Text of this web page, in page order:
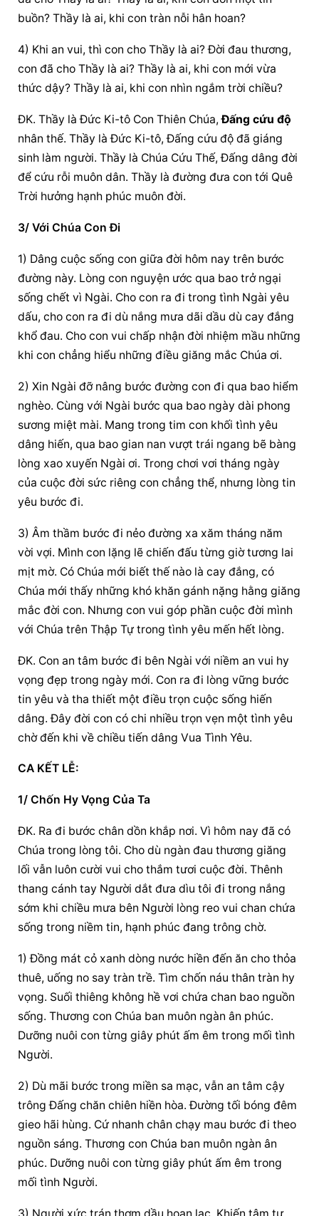
buồn? Thầy là ai, khi con tràn nỗi hân hoan?
4) Khi an vui, thì con cho Thầy là ai? Đời đau thương,
con đã cho Thầy là ai? Thầy là ai, khi con mới vừa
thức dậy? Thầy là ai, khi con nhìn ngắm trời chiều?
ĐK. Thầy là Đức Ki-tô Con Thiên Chúa, Đấng cứu độ
nhân thế. Thầy là Đức Ki-tô, Đấng cứu độ đã giáng
sinh làm người. Thầy là Chúa Cứu Thế, Đấng dâng đời
để cứu rỗi muôn dân. Thầy là đường đưa con tới Quê
Trời hưởng hạnh phúc muôn đời.
3/ Với Chúa Con Đi
1) Dâng cuộc sống con giữa đời hôm nay trên bước
đường này. Lòng con nguyện ước qua bao trở ngại
sống chết vì Ngài. Cho con ra đi trong tình Ngài yêu
dấu, cho con ra đi dù nắng mưa dãi dầu dù cay đắng
khổ đau. Cho con vui chấp nhận đời nhiệm mầu những
khi con chẳng hiểu những điều giăng mắc Chúa ơi.
2) Xin Ngài đỡ nâng bước đường con đi qua bao hiểm
nghèo. Cùng với Ngài bước qua bao ngày dài phong
sương miệt mài. Mang trong tim con khối tình yêu
dâng hiến, qua bao gian nan vượt trái ngang bẽ bàng
lòng xao xuyến Ngài ơi. Trong chơi vơi tháng ngày
của cuộc đời sức riêng con chẳng thể, nhưng lòng tin
yêu bước đi.
3) Âm thầm bước đi nẻo đường xa xăm tháng năm
vời vợi. Mình con lặng lẽ chiến đấu từng giờ tương lai
mịt mờ. Có Chúa mới biết thế nào là cay đắng, có
Chúa mới thấy những khó khăn gánh nặng hằng giăng
mắc đời con. Nhưng con vui góp phần cuộc đời mình
với Chúa trên Thập Tự trong tình yêu mến hết lòng.
ĐK. Con an tâm bước đi bên Ngài với niềm an vui hy
vọng đẹp trong ngày mới. Con ra đi lòng vững bước
tin yêu và tha thiết một điều trọn cuộc sống hiến
dâng. Đây đời con có chi nhiều trọn vẹn một tình yêu
chờ đến khi về chiều tiến dâng Vua Tình Yêu.
CA KẾT LỄ:
1/ Chốn Hy Vọng Của Ta
ĐK. Ra đi bước chân dồn khắp nơi. Vì hôm nay đã có
Chúa trong lòng tôi. Cho dù ngàn đau thương giăng
lối vẫn luôn cười vui cho thắm tươi cuộc đời. Thênh
thang cánh tay Người dắt đưa dìu tôi đi trong nắng
sớm khi chiều mưa bên Người lòng reo vui chan chứa
sống trong niềm tin, hạnh phúc đang trông chờ.
1) Đồng mát cỏ xanh dòng nước hiền đến ăn cho thỏa
thuê, uống no say tràn trề. Tìm chốn náu thân tràn hy
vọng. Suối thiêng không hề vơi chứa chan bao nguồn
sống. Thương con Chúa ban muôn ngàn ân phúc.
Dưỡng nuôi con từng giây phút ấm êm trong mối tình
Người.
2) Dù mãi bước trong miền sa mạc, vẫn an tâm cậy
trông Đấng chăn chiên hiền hòa. Đường tối bóng đêm
gieo hãi hùng. Cứ nhanh chân chạy mau bước đi theo
nguồn sáng. Thương con Chúa ban muôn ngàn ân
phúc. Dưỡng nuôi con từng giây phút ấm êm trong
mối tình Người.